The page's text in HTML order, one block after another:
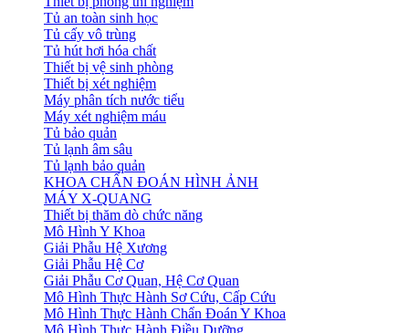
Tủ an toàn sinh học
Tủ cấy vô trùng
Tủ hút hơi hóa chất
Thiết bị vệ sinh phòng
Thiết bị xét nghiệm
Máy phân tích nước tiểu
Máy xét nghiệm máu
Tủ bảo quản
Tủ lạnh âm sâu
Tủ lạnh bảo quản
KHOA CHẨN ĐOÁN HÌNH ẢNH
MÁY X-QUANG
Thiết bị thăm dò chức năng
Mô Hình Y Khoa
Giải Phẫu Hệ Xương
Giải Phẫu Hệ Cơ
Giải Phẫu Cơ Quan, Hệ Cơ Quan
Mô Hình Thực Hành Sơ Cứu, Cấp Cứu
Mô Hình Thực Hành Chẩn Đoán Y Khoa
Mô Hình Thực Hành Điều Dưỡng